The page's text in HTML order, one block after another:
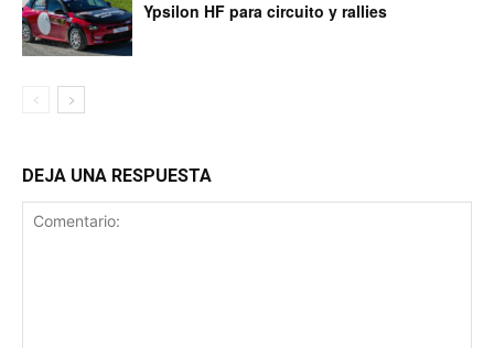
Ypsilon HF para circuito y rallies
DEJA UNA RESPUESTA